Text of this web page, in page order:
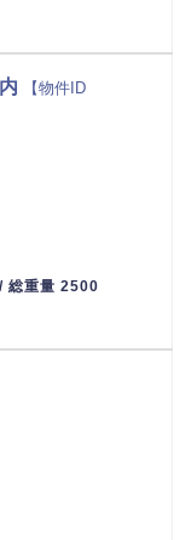
【物件ID
総重量 2500